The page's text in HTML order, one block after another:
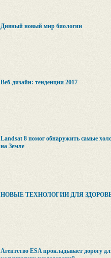
Дивный новый мир биологии
Веб-дизайн: тенденции 2017
Landsat 8 помог обнаружить самые
на Земле
НОВЫЕ ТЕХНОЛОГИИ ДЛЯ
Агентство ESA прокладывает дорогу